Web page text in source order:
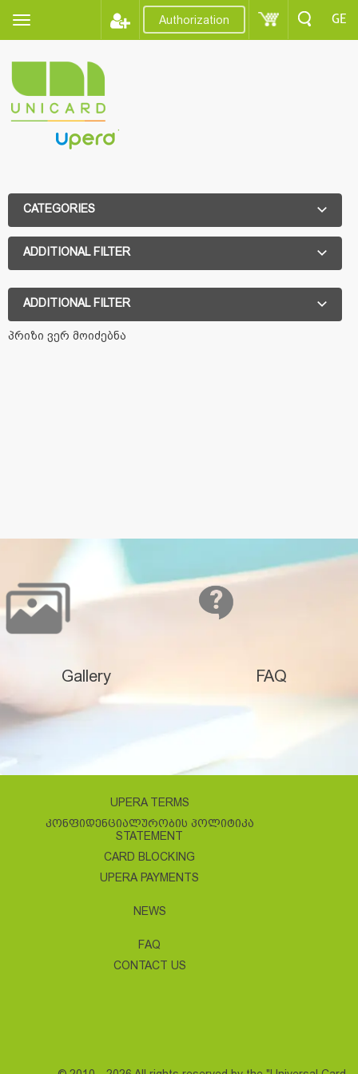
Authorization GE
CATEGORIES
ADDITIONAL FILTER
ADDITIONAL FILTER
პრიზი ვერ მოიძებნა
Gallery FAQ
UPERA TERMS
ᲙᲝᲜᲤᲘᲓᲔᲜᲪᲘᲐᲚᲣᲠᲝᲑᲘᲡ ᲞᲝᲚᲘᲢᲘᲙᲐ
STATEMENT
CARD BLOCKING
UPERA PAYMENTS
NEWS
FAQ
CONTACT US